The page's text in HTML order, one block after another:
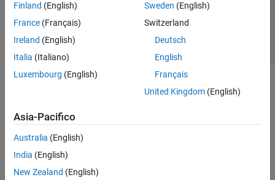
Finland (English)
France (Français)
Ireland (English)
Italia (Italiano)
Luxembourg (English)
Sweden (English)
Switzerland
Deutsch
English
Français
United Kingdom(English)
Asia-Pacifico
Australia (English)
India (English)
New Zealand (English)